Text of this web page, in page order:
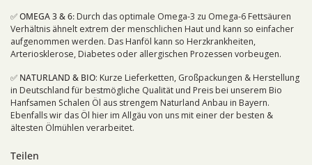
✅ OMEGA 3 & 6: Durch das optimale Omega-3 zu Omega-6 Fettsäuren
Verhältnis ähnelt extrem der menschlichen Haut und kann so einfacher
aufgenommen werden. Das Hanföl kann so Herzkrankheiten,
Arteriosklerose, Diabetes oder allergischen Prozessen vorbeugen.
✅ NATURLAND & BIO: Kurze Lieferketten, Großpackungen & Herstellung
in Deutschland für bestmögliche Qualität und Preis bei unserem Bio
Hanfsamen Schalen Öl aus strengem Naturland Anbau in Bayern.
Ebenfalls wir das Öl hier im Allgäu von uns mit einer der besten &
ältesten Ölmühlen verarbeitet.
Teilen